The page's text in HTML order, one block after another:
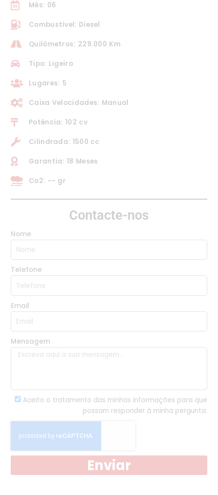
Mês: 06
Combustível: Diesel
Quilómetros: 229.000 Km
Tipo: Ligeiro
Lugares: 5
Caixa Velocidades: Manual
Potência: 102 cv
Cilindrada: 1500 cc
Garantia: 18 Meses
Co2: -- gr
Contacte-nos
Nome
Telefone
Email
Mensagem
Aceito o tratamento das minhas informações para que
possam responder à minha pergunta.
Enviar